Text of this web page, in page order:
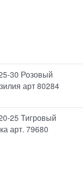
30 Розовый
арт 80284
25 Тигровый
арт. 79680